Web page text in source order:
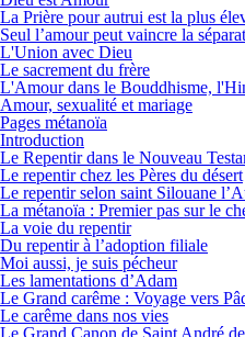
La Prière pour autrui est la plus
Seul l’amour peut vaincre la
L'Union avec Dieu
Le sacrement du frère
L'Amour dans le Bouddhisme,
Amour, sexualité et mariage
Pages métanoïa
Introduction
Le Repentir dans le Nouveau
Le repentir chez les Pères du désert
Le repentir selon saint Silouane
La métanoïa : Premier pas sur le
La voie du repentir
Du repentir à l’adoption filiale
Moi aussi, je suis pécheur
Les lamentations d’Adam
Le Grand carême : Voyage vers
Le carême dans nos vies
Le Grand Canon de Saint André